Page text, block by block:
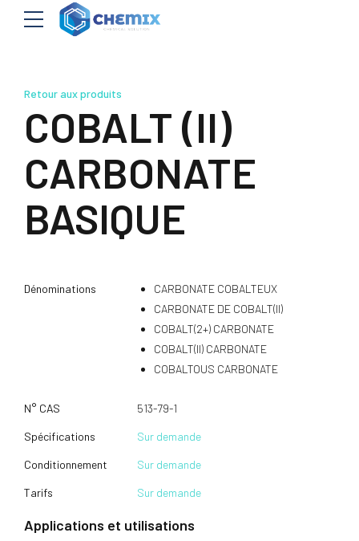
Retour aux produits
COBALT (II)
CARBONATE
BASIQUE
Dénominations
CARBONATE COBALTEUX
CARBONATE DE COBALT(II)
COBALT(2+) CARBONATE
COBALT(II) CARBONATE
COBALTOUS CARBONATE
N° CAS 513-79-1
Spécifications Sur demande
Conditionnement Sur demande
Tarifs Sur demande
Applications et utilisations